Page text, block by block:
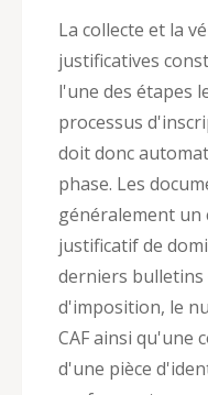
La collecte et la
justificatives
l'une des étapes
processus
doit donc
phase. Les
généralement un
justificatif de
derniers bulletins
d'imposition, le
CAF ainsi qu'une
d'une pièce